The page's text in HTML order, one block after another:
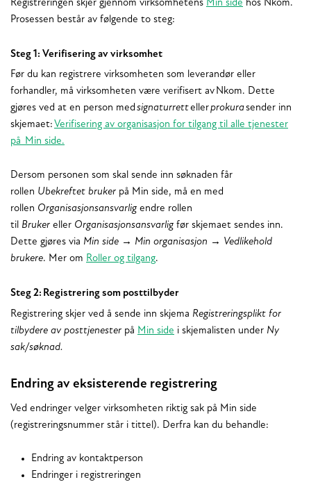
Registreringen skjer gjennom virksomhetens Min side hos Nkom.
Prosessen består av følgende to steg:
Steg 1: Verifisering av virksomhet
Før du kan registrere virksomheten som leverandør eller
forhandler, må virksomheten være verifisert av Nkom. Dette
gjøres ved at en person med signaturrettellerprokurasender inn
skjemaet: Verifisering av organisasjon for tilgang til alle tjenester
på Min side.
Dersom personen som skal sende inn søknaden får
rollen Ubekreftet bruker på Min side, må en med
rollen Organisasjonsansvarlig endre rollen
til Bruker eller Organisasjonsansvarlig før skjemaet sendes inn.
Dette gjøres via Min side → Min organisasjon → Vedlikehold
brukere. Mer om Roller og tilgang.
Steg 2: Registrering som posttilbyder
Registrering skjer ved å sende inn skjema Registreringsplikt for
tilbydere av posttjenester på Min side i skjemalisten under Ny
sak/søknad.
Endring av eksisterende registrering
Ved endringer velger virksomheten riktig sak på Min side
(registreringsnummer står i tittel). Derfra kan du behandle:
Endring av kontaktperson
Endringer i registreringen